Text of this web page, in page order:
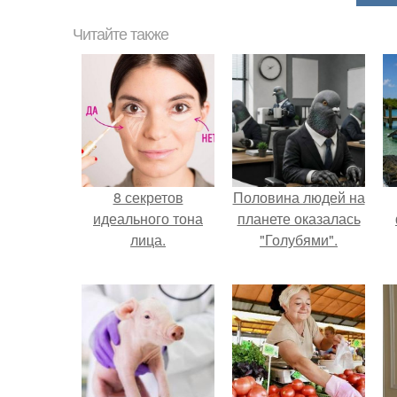
Читайте также
8 секретов
идеального тона
лица.
Половина людей на
планете оказалась
"Голубями".